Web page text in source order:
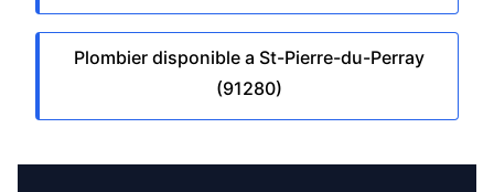
Plombier disponible a St-Pierre-du-Perray
(91280)